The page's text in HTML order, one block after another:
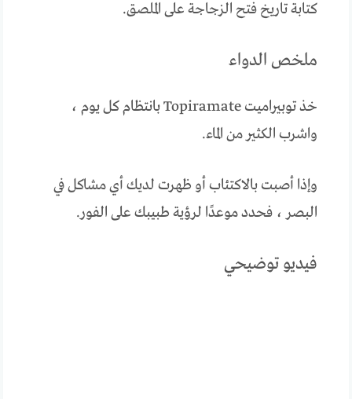
كتابة تاريخ فتح الزجاجة على الملصق.
ملخص الدواء
خذ توبيراميت Topiramate بانتظام كل يوم ،
واشرب الكثير من الماء.
وإذا أصبت بالاكتئاب أو ظهرت لديك أي مشاكل في
البصر ، فحدد موعدًا لرؤية طبيبك على الفور.
فيديو توضيحي